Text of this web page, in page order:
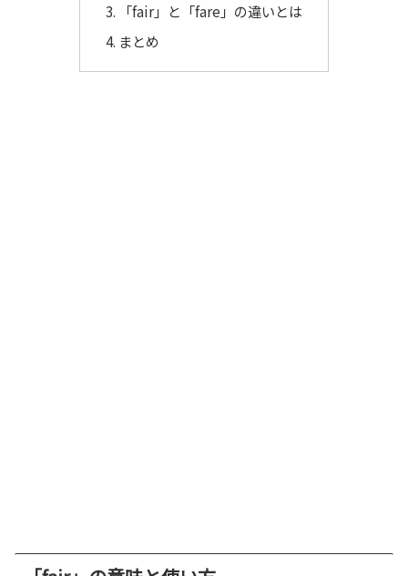
「fair」と「fare」の違いとは
まとめ